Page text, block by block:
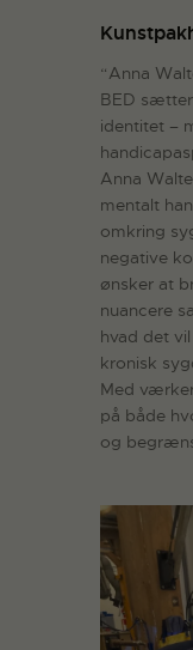
“Anna
BED
identitet –
Anna
mentalt
omkring
negative
ønsker at
nuancere
hvad det
kronisk
Med
på både
og